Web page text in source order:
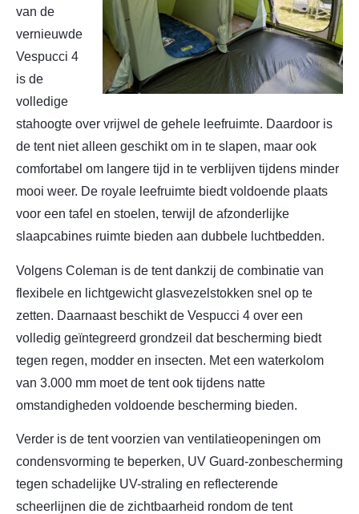
van de
vernieuwde
Vespucci 4
is de
volledige
stahoogte over vrijwel de gehele leefruimte. Daardoor is
de tent niet alleen geschikt om in te slapen, maar ook
comfortabel om langere tijd in te verblijven tijdens minder
mooi weer. De royale leefruimte biedt voldoende plaats
voor een tafel en stoelen, terwijl de afzonderlijke
slaapcabines ruimte bieden aan dubbele luchtbedden.
Volgens Coleman is de tent dankzij de combinatie van
flexibele en lichtgewicht glasvezelstokken snel op te
zetten. Daarnaast beschikt de Vespucci 4 over een
volledig geïntegreerd grondzeil dat bescherming biedt
tegen regen, modder en insecten. Met een waterkolom
van 3.000 mm moet de tent ook tijdens natte
omstandigheden voldoende bescherming bieden.
Verder is de tent voorzien van ventilatieopeningen om
condensvorming te beperken, UV Guard-zonbescherming
tegen schadelijke UV-straling en reflecterende
scheerlijnen die de zichtbaarheid rondom de tent